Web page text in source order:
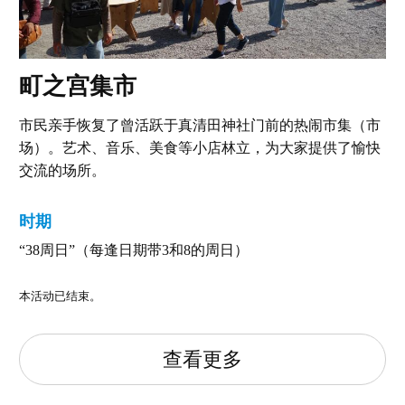
町之宫集市
市民亲手恢复了曾活跃于真清田神社门前的热闹市集（市
场）。艺术、音乐、美食等小店林立，为大家提供了愉快
交流的场所。
时期
“38周日”（每逢日期带3和8的周日）
本活动已结束。
查看更多